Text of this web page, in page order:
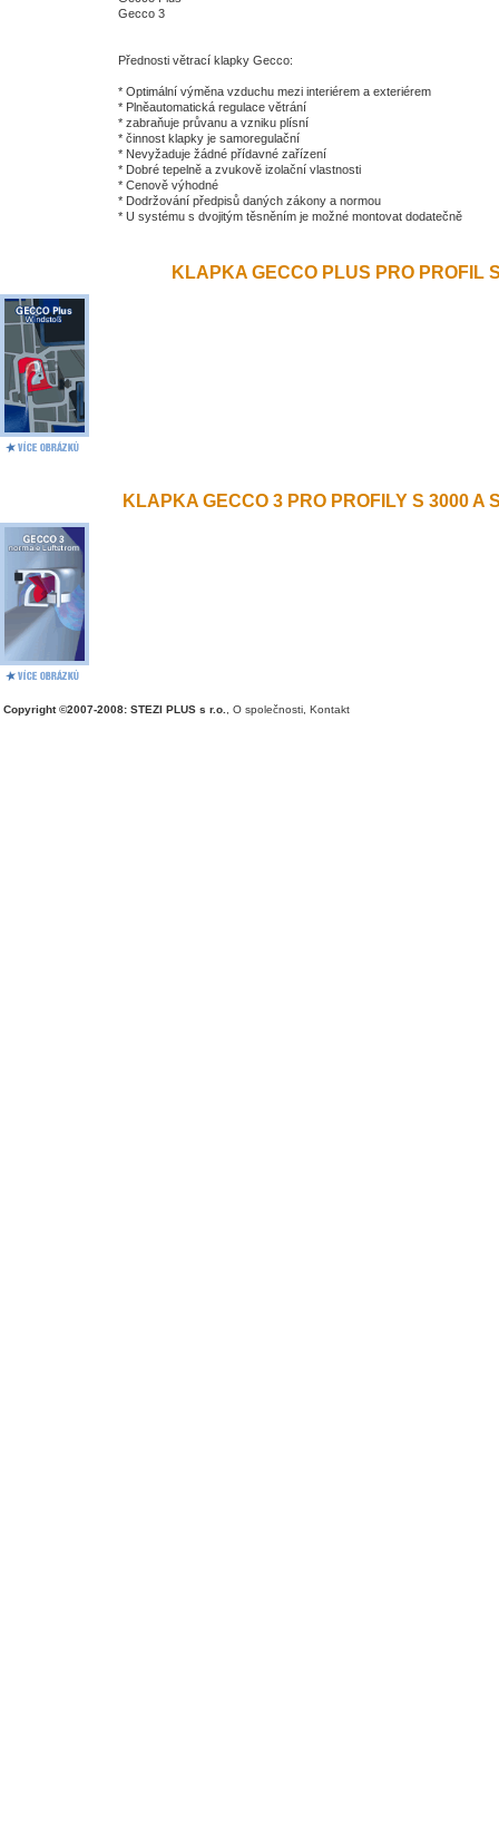
Gecco 3
Přednosti větrací klapky Gecco:
* Optimální výměna vzduchu mezi interiérem a exteriérem
* Plněautomatická regulace větrání
* zabraňuje průvanu a vzniku plísní
* činnost klapky je samoregulační
* Nevyžaduje žádné přídavné zařízení
* Dobré tepelně a zvukově izolační vlastnosti
* Cenově výhodné
* Dodržování předpisů daných zákony a normou
* U systému s dvojitým těsněním je možné montovat dodatečně
KLAPKA GECCO PLUS PRO PROFIL
KLAPKA GECCO 3 PRO PROFILY S 3000 A
Copyright ©2007-2008: STEZI PLUS s r.o. O společnosti Kontakt